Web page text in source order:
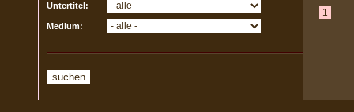
Untertitel:
Medium:
1